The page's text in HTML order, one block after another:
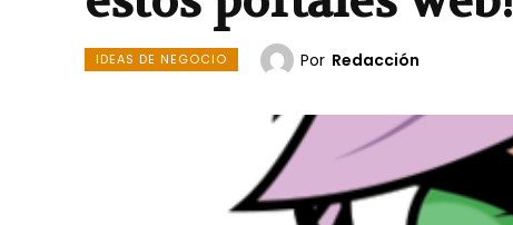
IDEAS DE NEGOCIO Por Redacción